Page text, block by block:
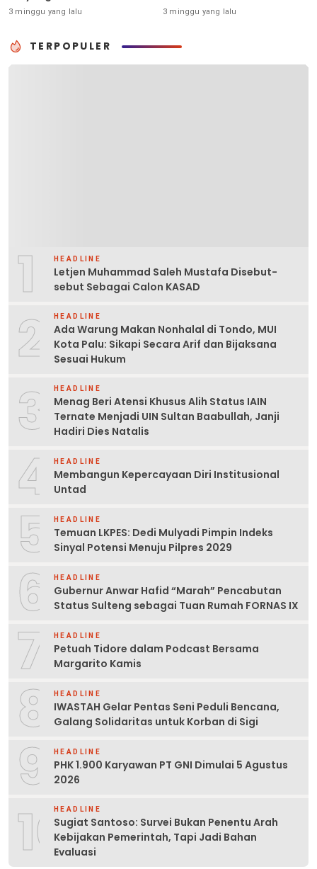
3 minggu yang lalu
2026 Masih Tanpa Gol
3 minggu yang lalu
TERPOPULER
1 HEADLINE
Letjen Muhammad Saleh Mustafa Disebut-
sebut Sebagai Calon KASAD
2 HEADLINE
Ada Warung Makan Nonhalal di Tondo, MUI
Kota Palu: Sikapi Secara Arif dan Bijaksana
Sesuai Hukum
3 HEADLINE
Menag Beri Atensi Khusus Alih Status IAIN
Ternate Menjadi UIN Sultan Baabullah, Janji
Hadiri Dies Natalis
4 HEADLINE
Membangun Kepercayaan Diri Institusional
Untad
5 HEADLINE
Temuan LKPES: Dedi Mulyadi Pimpin Indeks
Sinyal Potensi Menuju Pilpres 2029
6 HEADLINE
Gubernur Anwar Hafid “Marah” Pencabutan
Status Sulteng sebagai Tuan Rumah FORNAS IX
7 HEADLINE
Petuah Tidore dalam Podcast Bersama
Margarito Kamis
8 HEADLINE
IWASTAH Gelar Pentas Seni Peduli Bencana,
Galang Solidaritas untuk Korban di Sigi
9 HEADLINE
PHK 1.900 Karyawan PT GNI Dimulai 5 Agustus
2026
10HEADLINE
Sugiat Santoso: Survei Bukan Penentu Arah
Kebijakan Pemerintah, Tapi Jadi Bahan
Evaluasi